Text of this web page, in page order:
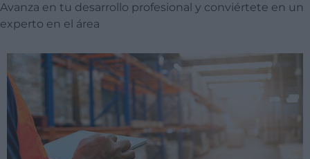
Avanza en tu desarrollo profesional y conviértete en un
experto en el área